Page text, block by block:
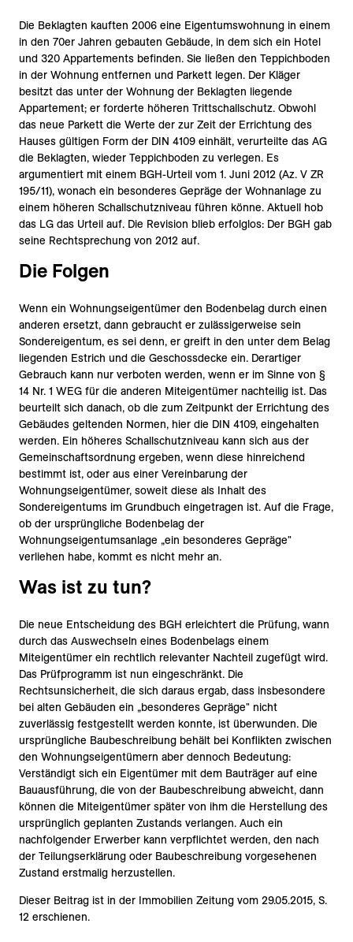
Die Beklagten kauften 2006 eine Eigentumswohnung in einem
in den 70er Jahren gebauten Gebäude, in dem sich ein Hotel
und 320 Appartements befinden. Sie ließen den Teppichboden
in der Wohnung entfernen und Parkett legen. Der Kläger
besitzt das unter der Wohnung der Beklagten liegende
Appartement; er forderte höheren Trittschallschutz. Obwohl
das neue Parkett die Werte der zur Zeit der Errichtung des
Hauses gültigen Form der DIN 4109 einhält, verurteilte das AG
die Beklagten, wieder Teppichboden zu verlegen. Es
argumentiert mit einem BGH-Urteil vom 1. Juni 2012 (Az. V ZR
195/11), wonach ein besonderes Gepräge der Wohnanlage zu
einem höheren Schallschutzniveau führen könne. Aktuell hob
das LG das Urteil auf. Die Revision blieb erfolglos: Der BGH gab
seine Rechtsprechung von 2012 auf.
Die Folgen
Wenn ein Wohnungseigentümer den Bodenbelag durch einen
anderen ersetzt, dann gebraucht er zulässigerweise sein
Sondereigentum, es sei denn, er greift in den unter dem Belag
liegenden Estrich und die Geschossdecke ein. Derartiger
Gebrauch kann nur verboten werden, wenn er im Sinne von §
14 Nr. 1 WEG für die anderen Miteigentümer nachteilig ist. Das
beurteilt sich danach, ob die zum Zeitpunkt der Errichtung des
Gebäudes geltenden Normen, hier die DIN 4109, eingehalten
werden. Ein höheres Schallschutzniveau kann sich aus der
Gemeinschaftsordnung ergeben, wenn diese hinreichend
bestimmt ist, oder aus einer Vereinbarung der
Wohnungseigentümer, soweit diese als Inhalt des
Sondereigentums im Grundbuch eingetragen ist. Auf die Frage,
ob der ursprüngliche Bodenbelag der
Wohnungseigentumsanlage „ein besonderes Gepräge"
verliehen habe, kommt es nicht mehr an.
Was ist zu tun?
Die neue Entscheidung des BGH erleichtert die Prüfung, wann
durch das Auswechseln eines Bodenbelags einem
Miteigentümer ein rechtlich relevanter Nachteil zugefügt wird.
Das Prüfprogramm ist nun eingeschränkt. Die
Rechtsunsicherheit, die sich daraus ergab, dass insbesondere
bei alten Gebäuden ein „besonderes Gepräge" nicht
zuverlässig festgestellt werden konnte, ist überwunden. Die
ursprüngliche Baubeschreibung behält bei Konflikten zwischen
den Wohnungseigentümern aber dennoch Bedeutung:
Verständigt sich ein Eigentümer mit dem Bauträger auf eine
Bauausführung, die von der Baubeschreibung abweicht, dann
können die Miteigentümer später von ihm die Herstellung des
ursprünglich geplanten Zustands verlangen. Auch ein
nachfolgender Erwerber kann verpflichtet werden, den nach
der Teilungserklärung oder Baubeschreibung vorgesehenen
Zustand erstmalig herzustellen.
Dieser Beitrag ist in der Immobilien Zeitung vom 29.05.2015, S.
12 erschienen.